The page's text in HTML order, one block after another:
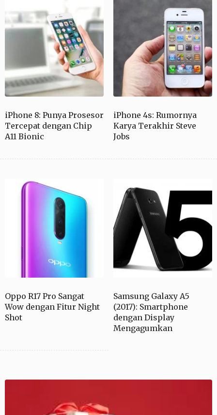
iPhone 8: Punya Prosesor
Tercepat dengan Chip
A11 Bionic
iPhone 4s: Rumornya
Karya Terakhir Steve
Jobs
Oppo R17 Pro Sangat
Wow dengan Fitur Night
Shot
Samsung Galaxy A5
(2017): Smartphone
dengan Display
Mengagumkan